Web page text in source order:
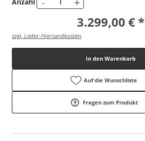
3.299,00 € *
zzgl. Liefer-/Versandkosten
In den Warenkorb
Auf die Wunschliste
Fragen zum Produkt